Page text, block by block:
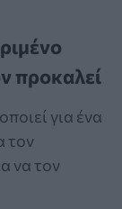
προκαλεί
για ένα
τον
να τον